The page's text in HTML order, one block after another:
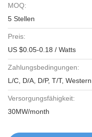
MOQ:
5 Stellen
Preis:
US $0.05-0.18 / Watts
Zahlungsbedingungen:
L/C, D/A, D/P, T/T,
Versorgungsfähigkeit:
30MW/month